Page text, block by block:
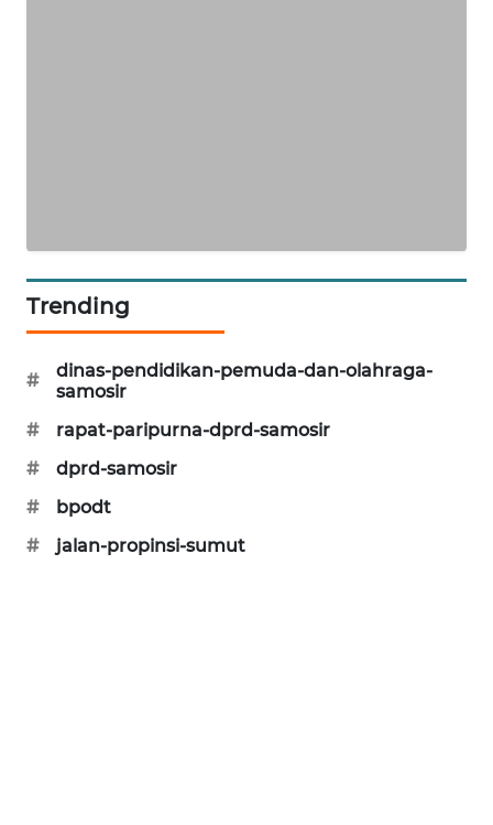
Trending
#
dinas-pendidikan-pemuda-dan-olahraga-
samosir
#
rapat-paripurna-dprd-samosir
#
dprd-samosir
#
bpodt
#
jalan-propinsi-sumut